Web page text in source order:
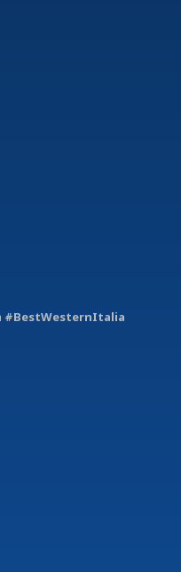
#BestWesternItalia